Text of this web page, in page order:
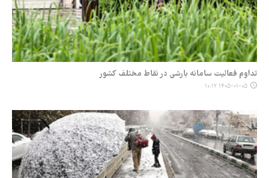
تداوم فعالیت سامانه بارشی در نقاط مختلف کشور
۱۴۰۵-۰۱-۰۵ ۱۰:۱۲